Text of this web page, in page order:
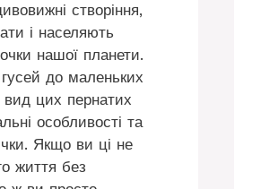
створіння,
і населяють
нашої планети.
до маленьких
вид цих пернатих
особливості та
Якщо ви ці не
життя без